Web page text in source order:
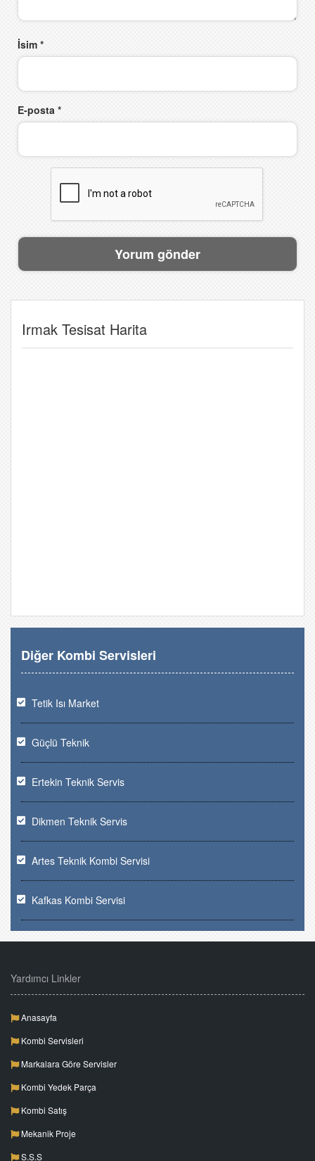
İsim *
E-posta *
Irmak Tesisat Harita
Diğer Kombi Servisleri
Tetik Isı Market
Güçlü Teknik
Ertekin Teknik Servis
Dikmen Teknik Servis
Artes Teknik Kombi Servisi
Kafkas Kombi Servisi
Yardımcı Linkler
Anasayfa
Kombi Servisleri
Markalara Göre Servisler
Kombi Yedek Parça
Kombi Satış
Mekanik Proje
S.S.S